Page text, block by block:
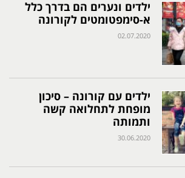
ילדים ונערים הם בדרך כלל
א-סימפטומטים לקורונה
02.07.2020
ילדים עם קורונה – סיכון
מופחת לתחלואה קשה
ותמותה
30.06.2020